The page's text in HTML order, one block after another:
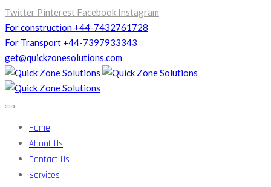
Twitter Pinterest Facebook Instagram
For construction +44-7432761728
For Transport +44-7397933343
get@quickzonesolutions.com
Home
About Us
Contact Us
Services